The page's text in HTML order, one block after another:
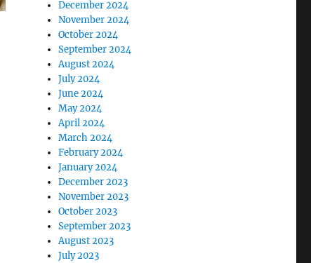
December 2024
November 2024
October 2024
September 2024
August 2024
July 2024
June 2024
May 2024
April 2024
March 2024
February 2024
January 2024
December 2023
November 2023
October 2023
September 2023
August 2023
July 2023